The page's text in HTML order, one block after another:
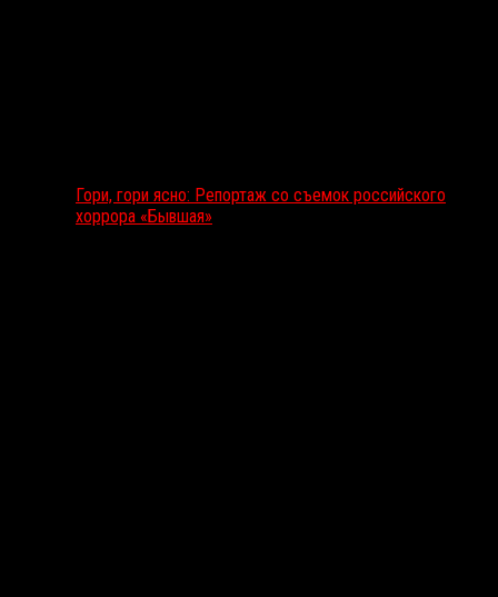
Гори, гори ясно: Репортаж со съемок российского
хоррора «Бывшая»